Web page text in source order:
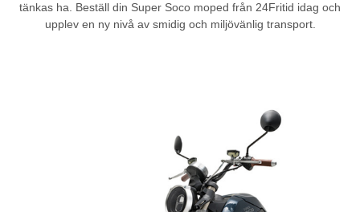
tänkas ha. Beställ din Super Soco moped från 24Fritid idag och
upplev en ny nivå av smidig och miljövänlig transport.